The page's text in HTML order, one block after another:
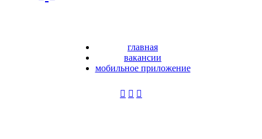
главная
вакансии
мобильное приложение